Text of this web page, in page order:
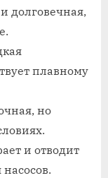
долговечная,
плавному
но
и отводит